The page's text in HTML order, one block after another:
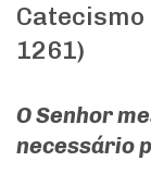
Catecismo
1261)
O Senhor
necessário